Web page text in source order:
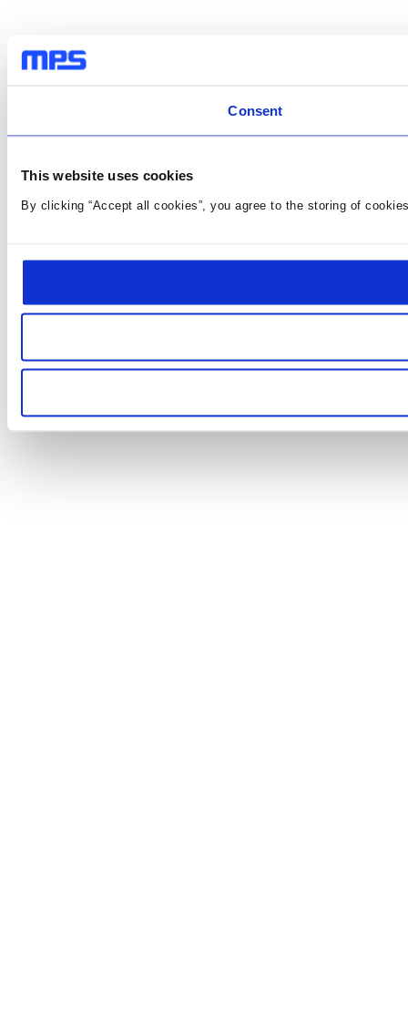
Consent
This website uses cookies
By clicking “Accept all cookies”, you agree to the storing of